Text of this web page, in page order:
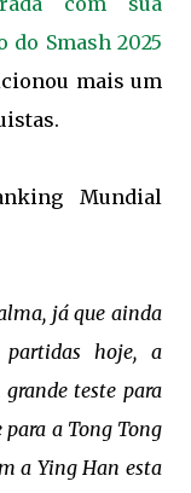
Smash 2025
mais um
Mundial
já que ainda
hoje, a
teste para
a Tong Tong
a Ying Han esta